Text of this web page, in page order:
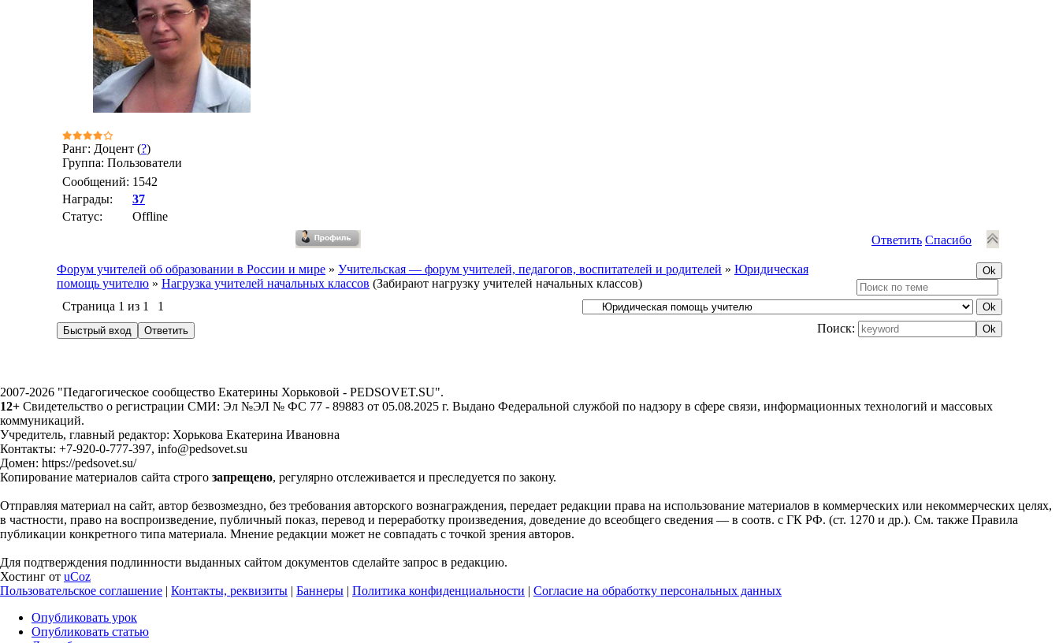
Ранг: Доцент (?)
Группа: Пользователи
Сообщений: 1542
Награды:
37
Статус:
Offline
Ответить Спасибо
Форум учителей об образовании в России и мире » Учительская — форум учителей, педагогов, воспитателей и родителей » Юридическая
помощь учителю » Нагрузка учителей начальных классов (Забирают нагрузку учителей начальных классов)
Страница 1 из 1
1
Поиск:
2007-2026 "Педагогическое сообщество Екатерины Хорьковой - PEDSOVET.SU".
12+ Свидетельство о регистрации СМИ: Эл №ЭЛ № ФС 77 - 89883 от 05.08.2025 г. Выдано Федеральной службой по надзору в сфере связи, информационных технологий и массовых
коммуникаций.
Учредитель, главный редактор: Хорькова Екатерина Ивановна
Контакты: +7-920-0-777-397, info@pedsovet.su
Домен: https://pedsovet.su/
Копирование материалов сайта строго запрещено, регулярно отслеживается и преследуется по закону.
Отправляя материал на сайт, автор безвозмездно, без требования авторского вознаграждения, передает редакции права на использование материалов в коммерческих или некоммерческих целях,
в частности, право на воспроизведение, публичный показ, перевод и переработку произведения, доведение до всеобщего сведения — в соотв. с ГК РФ. (ст. 1270 и др.). См. также Правила
публикации конкретного типа материала. Мнение редакции может не совпадать с точкой зрения авторов.
Для подтверждения подлинности выданных сайтом документов сделайте запрос в редакцию.
Хостинг от uCoz
Пользовательское соглашение | Контакты, реквизиты | Баннеры | Политика конфиденциальности | Согласие на обработку персональных данных
Опубликовать урок
Опубликовать статью